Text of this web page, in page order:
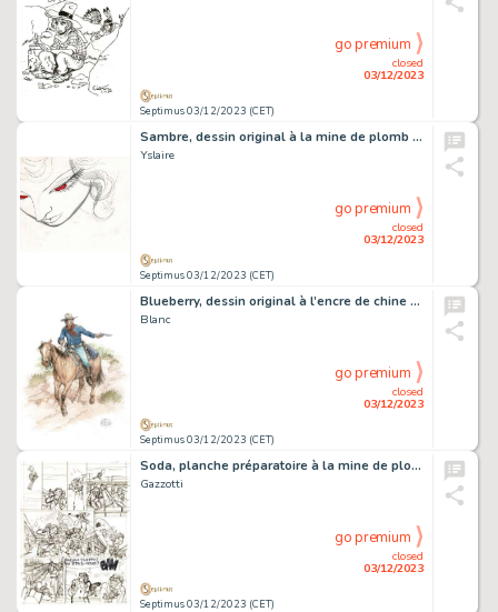
Septimus 03/12/2023 (CET)
closed
03/12/2023
go premium
Sambre, dessin original à la mine de plomb sur calque.
Yslaire
Septimus 03/12/2023 (CET)
closed
03/12/2023
go premium
Blueberry, dessin original à l’encre de chine et à l’aquarelle.
Blanc
Septimus 03/12/2023 (CET)
closed
03/12/2023
go premium
Soda, planche préparatoire à la mine de plomb.
Gazzotti
Septimus 03/12/2023 (CET)
closed
03/12/2023
go premium